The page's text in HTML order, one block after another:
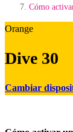
Cómo
Orange
Dive 30
Cambiar